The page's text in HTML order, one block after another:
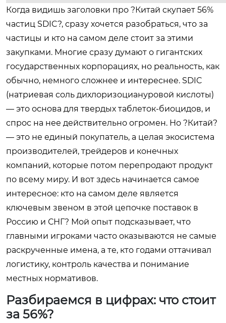
Когда видишь заголовки про ?Китай скупает 56%
частиц SDIC?, сразу хочется разобраться, что за
частицы и кто на самом деле стоит за этими
закупками. Многие сразу думают о гигантских
государственных корпорациях, но реальность, как
обычно, немного сложнее и интереснее. SDIC
(натриевая соль дихлоризоциануровой кислоты)
— это основа для твердых таблеток-биоцидов, и
спрос на нее действительно огромен. Но ?Китай?
— это не единый покупатель, а целая экосистема
производителей, трейдеров и конечных
компаний, которые потом перепродают продукт
по всему миру. И вот здесь начинается самое
интересное: кто на самом деле является
ключевым звеном в этой цепочке поставок в
Россию и СНГ? Мой опыт подсказывает, что
главными игроками часто оказываются не самые
раскрученные имена, а те, кто годами оттачивал
логистику, контроль качества и понимание
местных нормативов.
Разбираемся в цифрах: что стоит
за 56%?